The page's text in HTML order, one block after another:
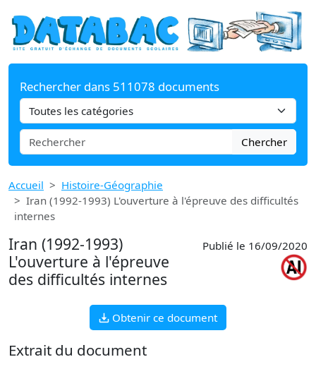
Rechercher dans 511078 documents
Chercher
Accueil
Histoire-Géographie
Iran (1992-1993) L'ouverture à l'épreuve des difficultés
internes
Iran (1992-1993)
L'ouverture à l'épreuve
des difficultés internes
Publié le 16/09/2020
Obtenir ce document
Extrait du document